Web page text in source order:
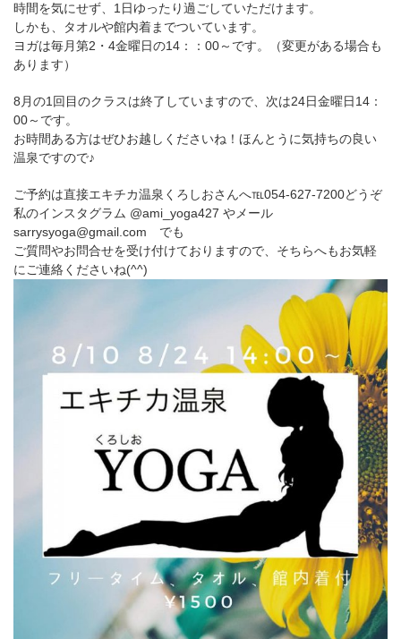
時間を気にせず、1日ゆったり過ごしていただけます。
しかも、タオルや館内着までついています。
ヨガは毎月第2・4金曜日の14：：00～です。（変更がある場合も
あります）
8月の1回目のクラスは終了していますので、次は24日金曜日14：
00～です。
お時間ある方はぜひお越しくださいね！ほんとうに気持ちの良い
温泉ですので♪
ご予約は直接エキチカ温泉くろしおさんへ℡054-627-7200どうぞ
私のインスタグラム @ami_yoga427 やメール
sarrysyoga@gmail.com でも
ご質問やお問合せを受け付けておりますので、そちらへもお気軽
にご連絡くださいね(^^)